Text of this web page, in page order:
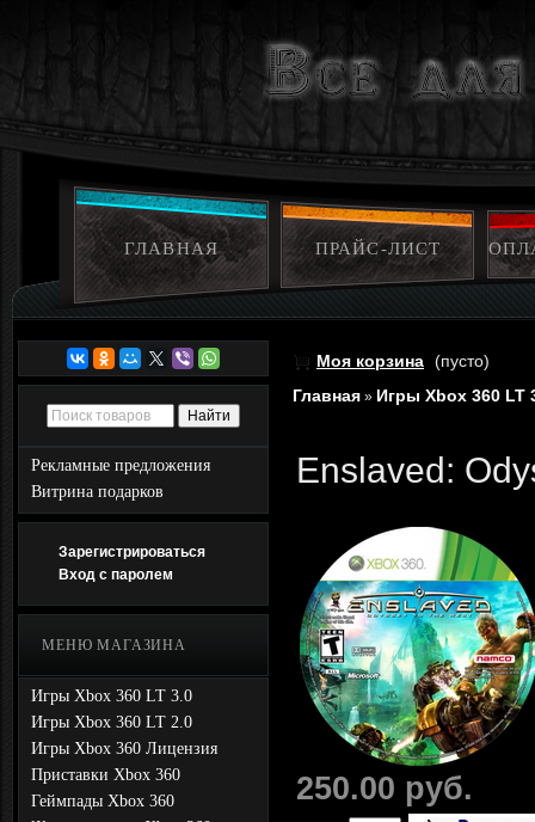
ГЛАВНАЯ ПРАЙС-ЛИСТ
Рекламные предложения
Витрина подарков
Зарегистрироваться
Вход с паролем
МЕНЮ МАГАЗИНА
Игры Xbox 360 LT 3.0
Игры Xbox 360 LT 2.0
Игры Xbox 360 Лицензия
Приставки Xbox 360
Геймпады Xbox 360
Моя корзина (пусто)
Главная » Игры Xbox 360 LT
Enslaved:
250.00 руб.